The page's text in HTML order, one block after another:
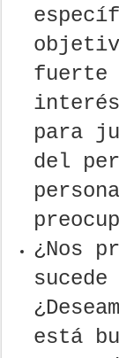
fuerte
para
del
¿Nos
está